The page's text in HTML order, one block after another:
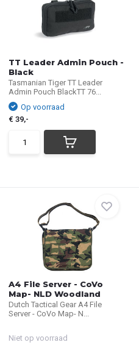
TT Leader Admin Pouch -
Black
Tasmanian Tiger TT Leader
Admin Pouch BlackTT 76...
Op voorraad
€ 39,-
A4 File Server - CoVo
Map- NLD Woodland
Dutch Tactical Gear A4 File
Server - CoVo Map- N...
Niet op voorraad